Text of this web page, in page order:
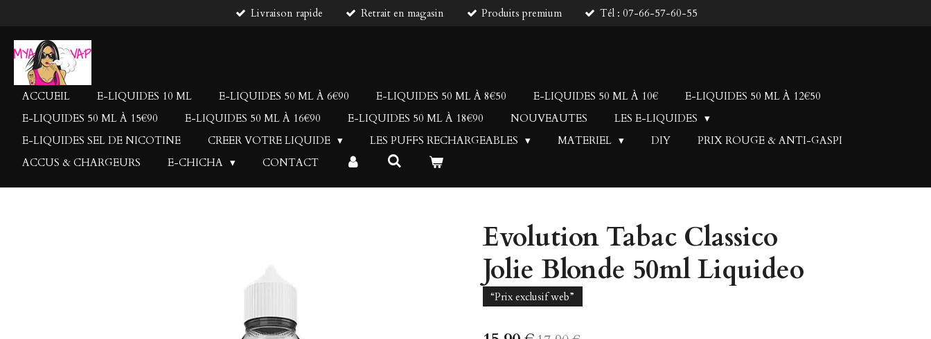
contenu
principal
Livraison rapide Retrait en magasin Produits premium Tél : 07-66-57-60-55
ACCUEIL E-LIQUIDES 10 ML E-LIQUIDES 50 ML À 6€90 E-LIQUIDES 50 ML À 8€50 E-LIQUIDES 50 ML À 10€
E-LIQUIDES 50 ML À 12€50
E-LIQUIDES 50 ML À 15€90
E-LIQUIDES 50 ML À 16€90 E-LIQUIDES 50 ML À 18€90 NOUVEAUTES
LES E-LIQUIDES
E-LIQUIDES SEL DE NICOTINE
CREER VOTRE LIQUIDE LES PUFFS RECHARGEABLES MATERIEL DIY
PRIX ROUGE & ANTI-GASPI
ACCUS & CHARGEURS
E-CHICHA CONTACT
Evolution Tabac Classico
Jolie Blonde 50ml Liquideo
“Prix exclusif web”